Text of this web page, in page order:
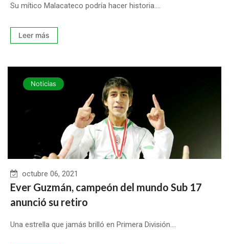
Su mítico Malacateco podría hacer historia....
Leer más
Noticias
octubre 06, 2021
Ever Guzmán, campeón del mundo Sub 17
anunció su retiro
Una estrella que jamás brilló en Primera División....